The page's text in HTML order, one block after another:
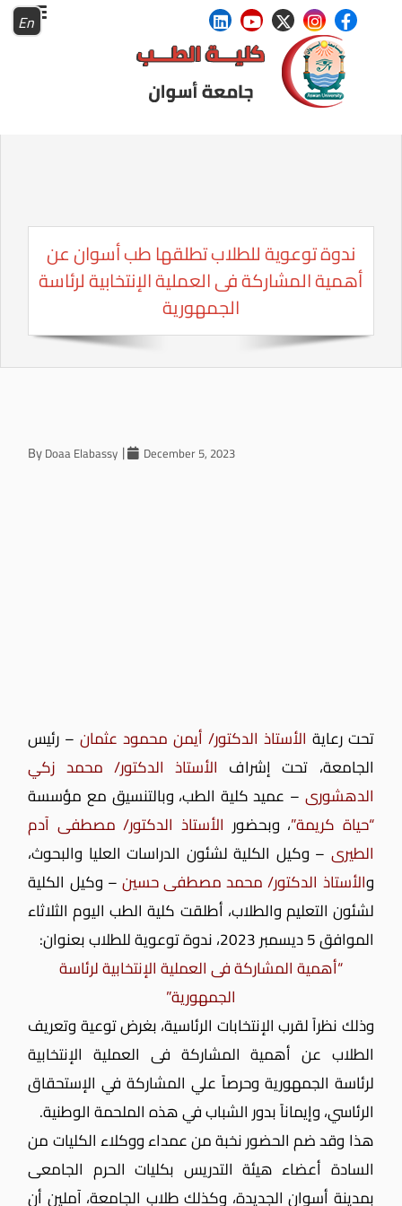
En
ندوة توعوية للطلاب تطلقها طب أسوان عن
أهمية المشاركة فى العملية الإنتخابية لرئاسة
الجمهورية
ByDoaa Elabassy December 5, 2023
تحت رعاية الأستاذ الدكتور/ أيمن محمود عثمان– رئيس
الجامعة، تحت إشراف الأستاذ الدكتور/ محمد زكي
الدهشورى – عميد كلية الطب، وبالتنسيق مع مؤسسة
“حياة كريمة”، وبحضور الأستاذ الدكتور/ مصطفى آدم
الطيرى – وكيل الكلية لشئون الدراسات العليا والبحوث،
والأستاذ الدكتور/ محمد مصطفى حسين– وكيل الكلية
لشئون التعليم والطلاب، أطلقت كلية الطب اليوم الثلاثاء
الموافق 5 ديسمبر 2023، ندوة توعوية للطلاب بعنوان:
“أهمية المشاركة فى العملية الإنتخابية لرئاسة
الجمهورية”
وذلك نظراً لقرب الإنتخابات الرئاسية، بغرض توعية وتعريف
الطلاب عن أهمية المشاركة فى العملية الإنتخابية
لرئاسة الجمهورية وحرصاً علي المشاركة في الإستحقاق
الرئاسي، وإيماناً بدور الشباب في هذه الملحمة الوطنية.
هذا وقد ضم الحضور نخبة من عمداء ووكلاء الكليات من
السادة أعضاء هيئة التدريس بكليات الحرم الجامعى
بمدينة أسوان الجديدة، وكذلك طلاب الجامعة، آملين أن